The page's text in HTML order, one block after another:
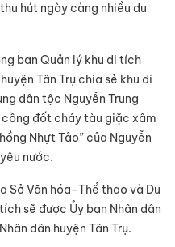
hút ngày càng nhiều du
ban Quản lý khu di tích
Tân Trụ chia sẻ khu di
dân tộc Nguyễn Trung
đốt cháy tàu giặc xâm
Nhựt Tảo” của Nguyễn
nước.
Sở Văn hóa-Thể thao và Du
sẽ được Ủy ban Nhân dân
dân huyện Tân Trụ.